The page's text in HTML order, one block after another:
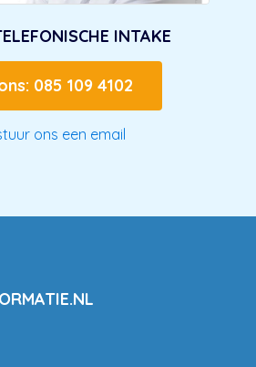
INTAKE
085 109 4102
ons een email